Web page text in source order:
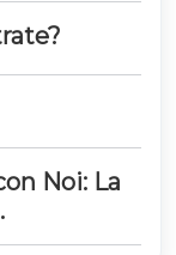
Noi: La